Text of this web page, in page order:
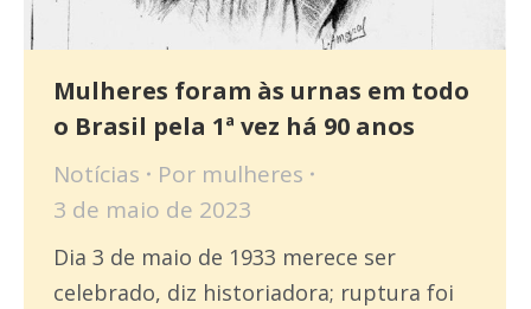
Mulheres foram às urnas em todo
o Brasil pela 1ª vez há 90 anos
Notícias Por mulheres
3 de maio de 2023
Dia 3 de maio de 1933 merece ser
celebrado, diz historiadora; ruptura foi